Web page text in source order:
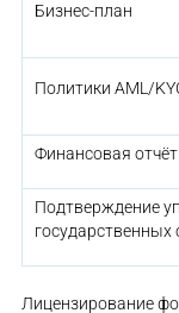
Бизнес-план
Политики AML/
Финансовая
Подтверждение
государственных
Лицензирование